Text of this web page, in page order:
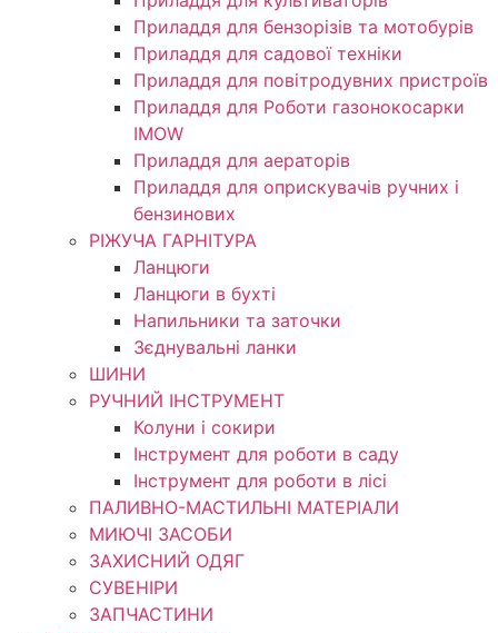
Приладдя для бензорізів та мотобурів
Приладдя для садової техніки
Приладдя для повітродувних пристроїв
Приладдя для Роботи газонокосарки
IMOW
Приладдя для аераторів
Приладдя для оприскувачів ручних і
бензинових
РІЖУЧА ГАРНІТУРА
Ланцюги
Ланцюги в бухті
Напильники та заточки
Зєднувальні ланки
ШИНИ
РУЧНИЙ ІНСТРУМЕНТ
Колуни і сокири
Інструмент для роботи в саду
Інструмент для роботи в лісі
ПАЛИВНО-МАСТИЛЬНІ МАТЕРІАЛИ
МИЮЧІ ЗАСОБИ
ЗАХИСНИЙ ОДЯГ
СУВЕНІРИ
ЗАПЧАСТИНИ